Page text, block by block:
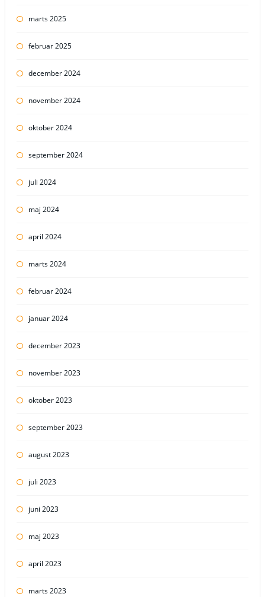
marts 2025
februar 2025
december 2024
november 2024
oktober 2024
september 2024
juli 2024
maj 2024
april 2024
marts 2024
februar 2024
januar 2024
december 2023
november 2023
oktober 2023
september 2023
august 2023
juli 2023
juni 2023
maj 2023
april 2023
marts 2023